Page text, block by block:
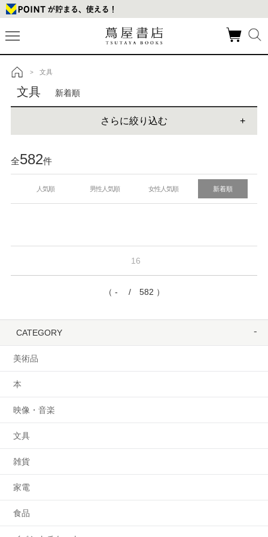
トップ
> 文具
文具 新着順
さらに絞り込む
全582件
人気順 男性人気順 女性人気順 新着順
16
（ - / 582 ）
CATEGORY
美術品
本
映像・音楽
文具
雑貨
家電
食品